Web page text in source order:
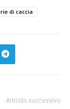
di caccia
Articolo successivo